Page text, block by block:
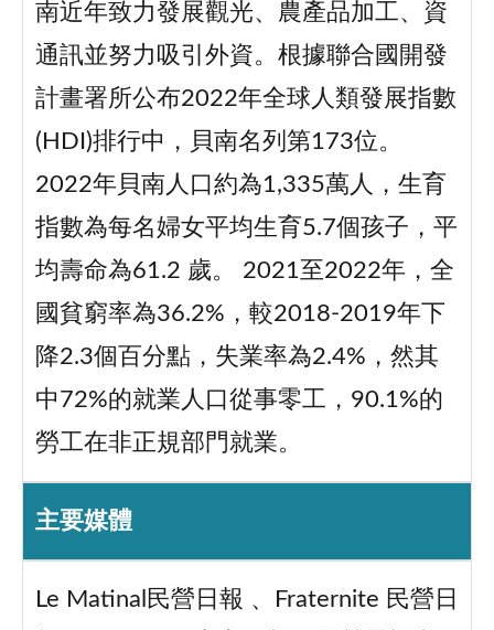
南近年致力發展觀光、農產品加工、資
通訊並努力吸引外資。根據聯合國開發
計畫署所公布2022年全球人類發展指數
(HDI)排行中，貝南名列第173位。
2022年貝南人口約為1,335萬人，生育
指數為每名婦女平均生育5.7個孩子，平
均壽命為61.2 歲。 2021至2022年，全
國貧窮率為36.2%，較2018-2019年下
降2.3個百分點，失業率為2.4%，然其
中72%的就業人口從事零工，90.1%的
勞工在非正規部門就業。
主要媒體
Le Matinal民營日報 、Fraternite 民營日